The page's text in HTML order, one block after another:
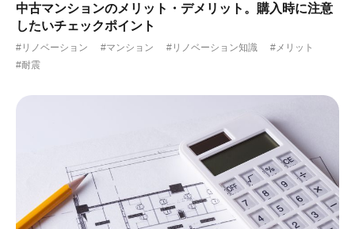
中古マンションのメリット・デメリット。購入時に注意
したいチェックポイント
#リノベーション #マンション #リノベーション知識
#メリット
#耐震